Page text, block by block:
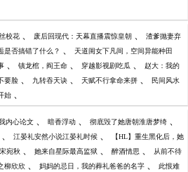
校花 、 废后回现代：天幕直播震惊皇朝 、 渣爹抛妻弃
是否搞错了什么？ 、 天道闺女下凡间，空间异能种田
、 镇龙棺，阎王命 、 穿越影视剧吃瓜 、 赵大：我的
要脸 、 九转吞天诀 、 天赋不行拿命来拼 、 民间风水
始 、
内心论文 、 暗香浮动 、 彻底毁了她唐朝淮唐梦绮 、
、 江晏礼安然小说江晏礼时候 、 【HL】重生黑化后，她
宛秋 、 她来自星际最高监狱 、 醉酒情思 、 从前不待
柳欣欣 、 妈妈的忌日，我的葬礼爸爸的名字 、 此恨难